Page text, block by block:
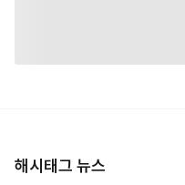
해시태그 뉴스